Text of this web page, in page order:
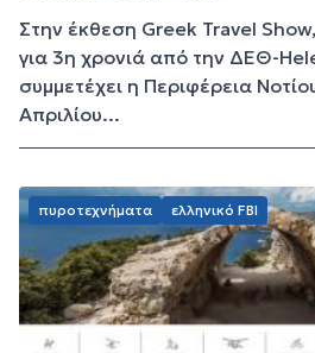
Στην έκθεση Greek Travel
για 3η χρονιά από την ΔΕΘ-
συμμετέχει η Περιφέρεια
Απριλίου...
πυροτεχνήματα ελληνικό FBI